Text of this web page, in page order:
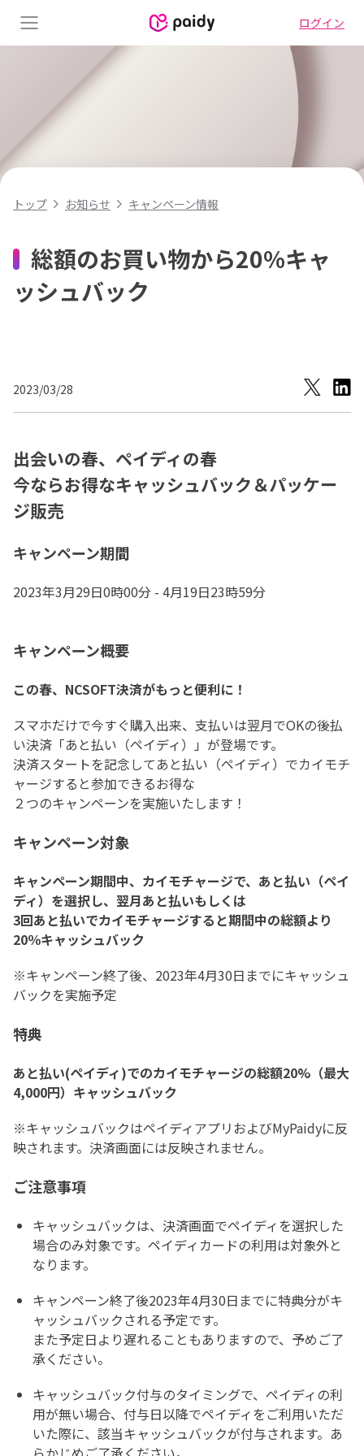
Menu ログイン
トップ お知らせ キャンペーン情報
総額のお買い物から20%キャ
ッシュバック
2023/03/28
出会いの春、ペイディの春
今ならお得なキャッシュバック＆パッケー
ジ販売
キャンペーン期間
2023年3月29日0時00分 - 4月19日23時59分
キャンペーン概要
この春、NCSOFT決済がもっと便利に！
スマホだけで今すぐ購入出来、支払いは翌月でOKの後払
い決済「あと払い（ペイディ）」が登場です。
決済スタートを記念してあと払い（ペイディ）でカイモチ
ャージすると参加できるお得な
２つのキャンペーンを実施いたします！
キャンペーン対象
キャンペーン期間中、カイモチャージで、あと払い（ペイ
ディ）を選択し、翌月あと払いもしくは
3回あと払いでカイモチャージすると期間中の総額より
20％キャッシュバック
※キャンペーン終了後、2023年4月30日までにキャッシュ
バックを実施予定
特典
あと払い(ペイディ)でのカイモチャージの総額20%（最大
4,000円）キャッシュバック
※キャッシュバックはペイディアプリおよびMyPaidyに反
映されます。決済画面には反映されません。
ご注意事項
キャッシュバックは、決済画面でペイディを選択した
場合のみ対象です。ペイディカードの利用は対象外と
なります。
キャンペーン終了後2023年4月30日までに特典分がキ
ャッシュバックされる予定です。
また予定日より遅れることもありますので、予めご了
承ください。
キャッシュバック付与のタイミングで、ペイディの利
用が無い場合、付与日以降でペイディをご利用いただ
いた際に、該当キャッシュバックが付与されます。あ